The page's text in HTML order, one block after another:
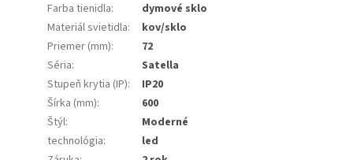
Farba tienidla:
dymové sklo
Materiál svietidla:
kov/sklo
Priemer (mm):
72
Séria:
Satella
Stupeň krytia (IP):
IP20
Šírka (mm):
600
Štýl:
Moderné
technológia:
led